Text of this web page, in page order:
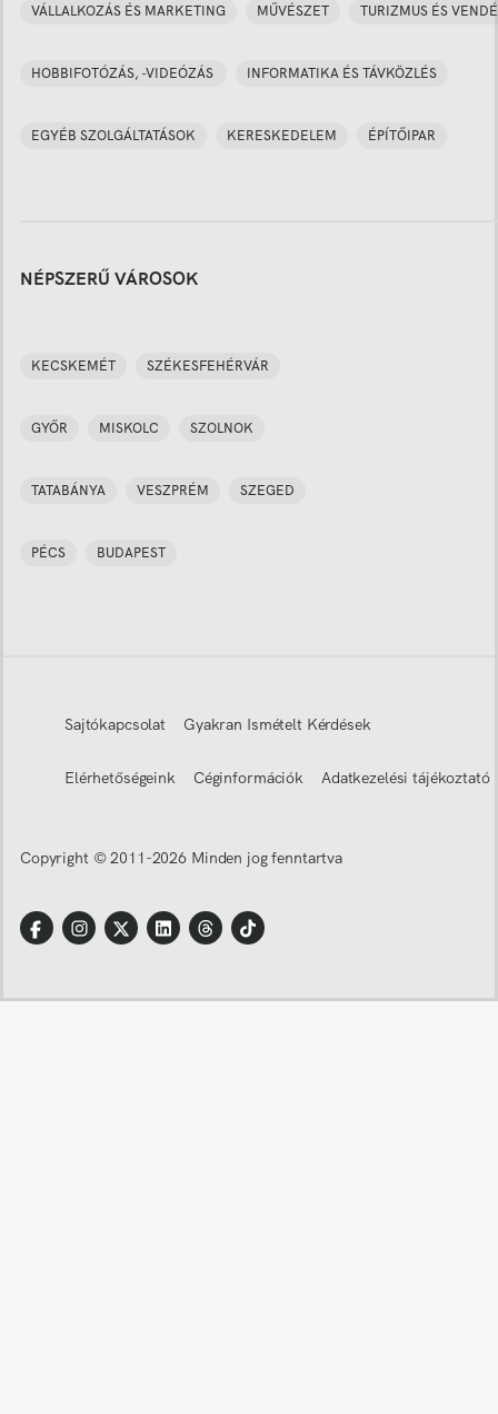
VÁLLALKOZÁS ÉS MARKETING MŰVÉSZET TURIZMUS ÉS
HOBBIFOTÓZÁS, -VIDEÓZÁS INFORMATIKA ÉS TÁVKÖZLÉS
EGYÉB SZOLGÁLTATÁSOK KERESKEDELEM ÉPÍTŐIPAR
NÉPSZERŰ VÁROSOK
KECSKEMÉT SZÉKESFEHÉRVÁR
GYŐR MISKOLC SZOLNOK
TATABÁNYA VESZPRÉM SZEGED
PÉCS BUDAPEST
Sajtókapcsolat Gyakran Ismételt Kérdések
Elérhetőségeink Céginformációk Adatkezelési tájékoztató
Copyright © 2011-2026 Minden jog fenntartva